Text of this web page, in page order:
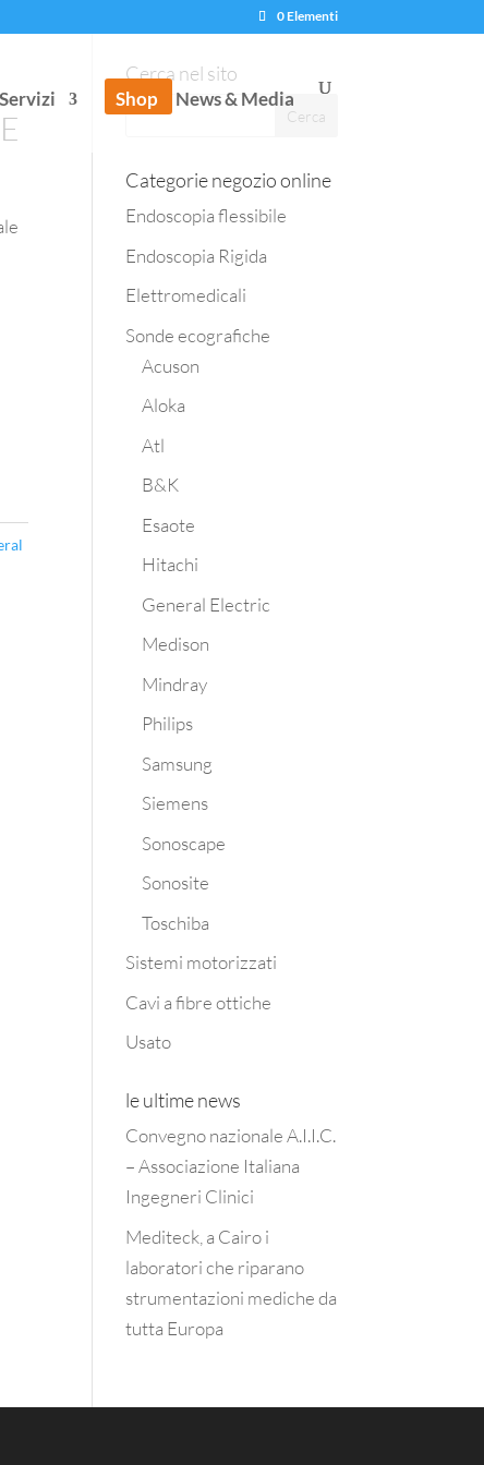
0 Elementi
Servizi Shop News & Media
Cerca nel sito
Categorie negozio online
Endoscopia flessibile
Endoscopia Rigida
Elettromedicali
Sonde ecografiche
Acuson
Aloka
Atl
B&K
Esaote
Hitachi
General Electric
Medison
Mindray
Philips
Samsung
Siemens
Sonoscape
Sonosite
Toschiba
Sistemi motorizzati
Cavi a fibre ottiche
Usato
le ultime news
Convegno nazionale A.I.I.C.
– Associazione Italiana
Ingegneri Clinici
Mediteck, a Cairo i
laboratori che riparano
strumentazioni mediche da
tutta Europa